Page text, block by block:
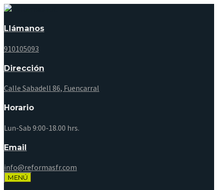
Llámanos
910105093
Dirección
Calle Sabadell 86, Fuencarral
Horario
Lun-Sab 9:00-18.00 hrs.
Email
info@reformasfr.com
MENÚ